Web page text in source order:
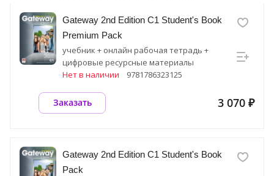
Gateway 2nd Edition C1 Student's Book
Premium Pack
учебник + онлайн рабочая тетрадь +
цифровые ресурсные материалы
Нет в наличии
9781786323125
3 070 ₽
Заказать
Gateway 2nd Edition C1 Student's Book
Pack